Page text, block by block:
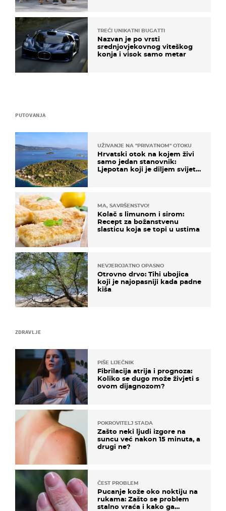
ZDRAVLJE
PIŠE LIJEČNIK
Fibrilacija atrija i prognoza:
Koliko se dugo može živjeti s
ovom dijagnozom?
POKROVITELJ STADA
Zašto neki ljudi izgore na
suncu već nakon 15 minuta, a
drugi ne?
ČEST PROBLEM
Pucanje kože oko noktiju na
rukama: Zašto se problem
stalno vraća i kako ga
PUTOVANJA
UŽIVANJE NA "PRIVATNOM" OTOKU
Hrvatski otok na kojem živi
samo jedan stanovnik:
Ljepotan koji je diljem svijeta
MA, SAVRŠENSTVO!
Kolač s limunom i sirom:
Recept za božanstvenu
slasticu koja se topi u ustima
NEVJEROJATNO OPASNO
Otrovno drvo: Tihi ubojica
koji je najopasniji kada padne
kiša
TREĆI UNIKATNI BUGATTI
Nazvan je po vrsti
srednjovjekovnog viteškog
konja i visok samo metar